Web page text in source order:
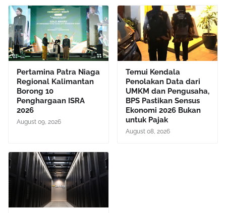
Pertamina Patra Niaga
Regional Kalimantan
Borong 10
Penghargaan ISRA
2026
August 09, 2026
Temui Kendala
Penolakan Data dari
UMKM dan Pengusaha,
BPS Pastikan Sensus
Ekonomi 2026 Bukan
untuk Pajak
August 08, 2026